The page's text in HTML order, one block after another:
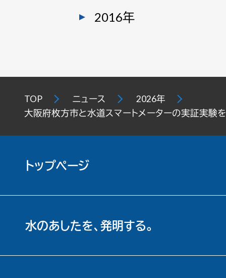
2016年
TOP ニュース
2026年
大阪府枚方市と水道スマートメーターの実証実験
トップページ
水のあしたを、発明する。